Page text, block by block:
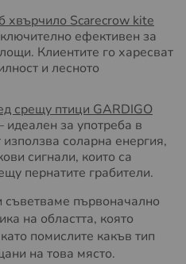
хвърчило Scarecrow kite
ефективен за
Клиентите го харесват
и лесното
срещу птици GARDIGO
идеален за употреба в
соларна енергия,
сигнали, които са
пернатите грабители.
първоначално
на областта, която
помислите какъв тип
на това място.